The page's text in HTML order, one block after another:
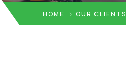
HOME OUR CLIENTS